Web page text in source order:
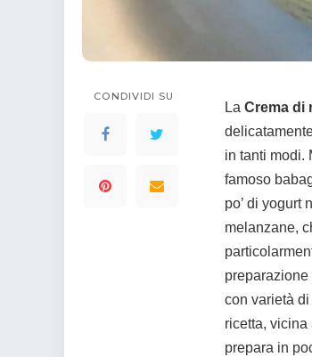
DIsegni di Avengers da
Disegni per il catechismo
Disegni Kawaii da
CONDIVIDI SU
La Crema di
in tanti modi.
famoso
po’ di yogurt
melanzane,
con varietà
ricetta,
prepara in